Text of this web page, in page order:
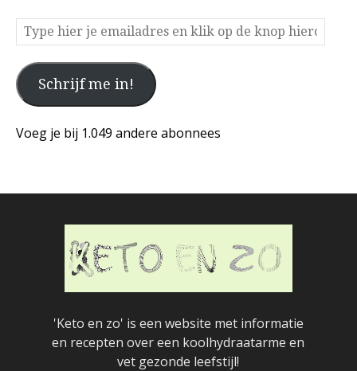
Type
hier
je
emailadres
en
op
hieronder
Schrijf me in!
Voeg je bij 1.049 andere abonnees
'Keto en zo' is een website met informatie
en recepten over een koolhydraatarme en
vet gezonde leefstijl!